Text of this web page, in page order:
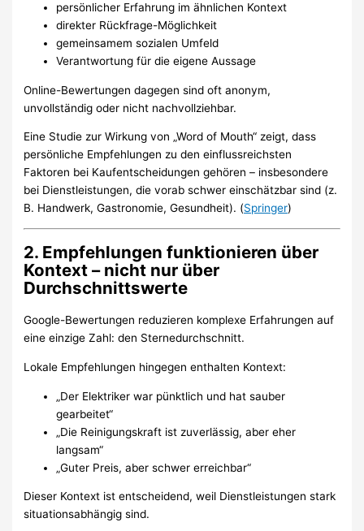
persönlicher Erfahrung im ähnlichen Kontext
direkter Rückfrage-Möglichkeit
gemeinsamem sozialen Umfeld
Verantwortung für die eigene Aussage
Online-Bewertungen dagegen sind oft anonym,
unvollständig oder nicht nachvollziehbar.
Eine Studie zur Wirkung von „Word of Mouth“ zeigt, dass
persönliche Empfehlungen zu den einflussreichsten
Faktoren bei Kaufentscheidungen gehören – insbesondere
bei Dienstleistungen, die vorab schwer einschätzbar sind (z.
B. Handwerk, Gastronomie, Gesundheit). (Springer)
2. Empfehlungen funktionieren über
Kontext – nicht nur über
Durchschnittswerte
Google-Bewertungen reduzieren komplexe Erfahrungen auf
eine einzige Zahl: den Sternedurchschnitt.
Lokale Empfehlungen hingegen enthalten Kontext:
„Der Elektriker war pünktlich und hat sauber
gearbeitet“
„Die Reinigungskraft ist zuverlässig, aber eher
langsam“
„Guter Preis, aber schwer erreichbar“
Dieser Kontext ist entscheidend, weil Dienstleistungen stark
situationsabhängig sind.